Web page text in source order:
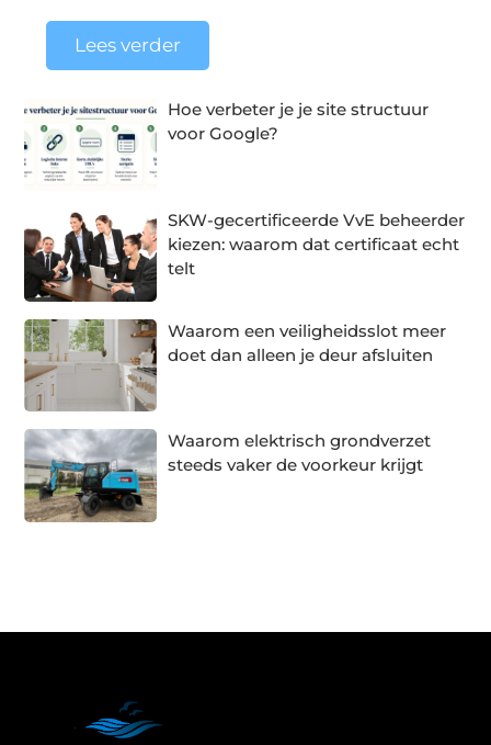
Lees verder
Hoe verbeter je je site structuur
voor Google?
SKW-gecertificeerde VvE beheerder
kiezen: waarom dat certificaat echt
telt
Waarom een veiligheidsslot meer
doet dan alleen je deur afsluiten
Waarom elektrisch grondverzet
steeds vaker de voorkeur krijgt